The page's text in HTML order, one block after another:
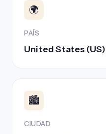
🌍
PAÍS
United States (US)
🏙️
CIUDAD